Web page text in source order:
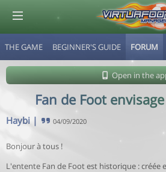
THE GAME BEGINNER'S GUIDE FORUM
Open in the
Fan de Foot
Haybi | 04/09/2020
Bonjour à tous !
L'entente Fan de Foot est historique : créée
© Virtuafoot Manager by Aymeric Le Corre